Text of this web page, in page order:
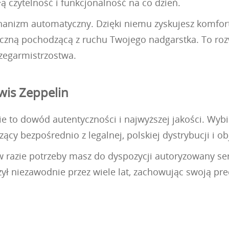
czytelność i funkcjonalność na co dzień.
automatyczny. Dzięki niemu zyskujesz
pochodzącą z ruchu Twojego nadgarstka. To
Zeppelin
to dowód autentyczności i najwyższej jakości.
bezpośrednio z legalnej, polskiej dystrybucji i
potrzeby masz do dyspozycji autoryzowany
niezawodnie przez wiele lat, zachowując swoją